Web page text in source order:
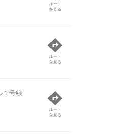
ルート
を見る
ルート
を見る
１号線
ルート
を見る